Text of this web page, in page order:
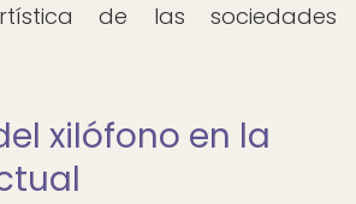
de las sociedades
xilófono en la